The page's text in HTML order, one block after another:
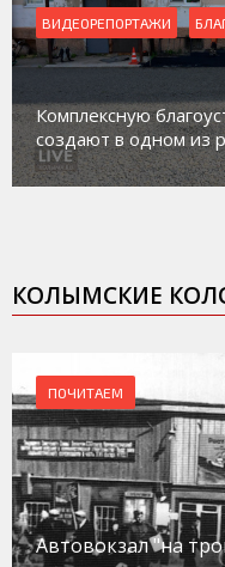
ВИДЕОРЕПОРТАЖИ
Комплексную
создают в одном из
КОЛЫМСКИЕ
ПОЧИТАЕМ
Автовокзал "на